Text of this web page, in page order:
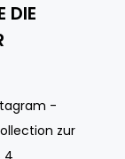
DIE
-
zur
4